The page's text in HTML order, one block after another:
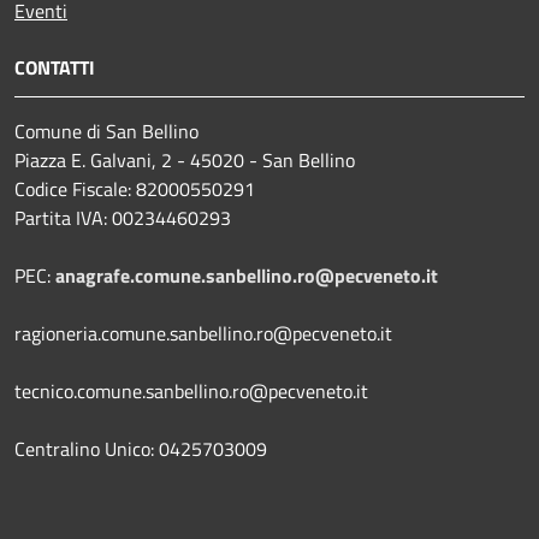
Eventi
CONTATTI
Comune di San Bellino
Piazza E. Galvani, 2 - 45020 - San Bellino
Codice Fiscale: 82000550291
Partita IVA: 00234460293
PEC:anagrafe.comune.sanbellino.ro@pecveneto.it
ragioneria.comune.sanbellino.ro@pecveneto.it
tecnico.comune.sanbellino.ro@pecveneto.it
Centralino Unico: 0425703009